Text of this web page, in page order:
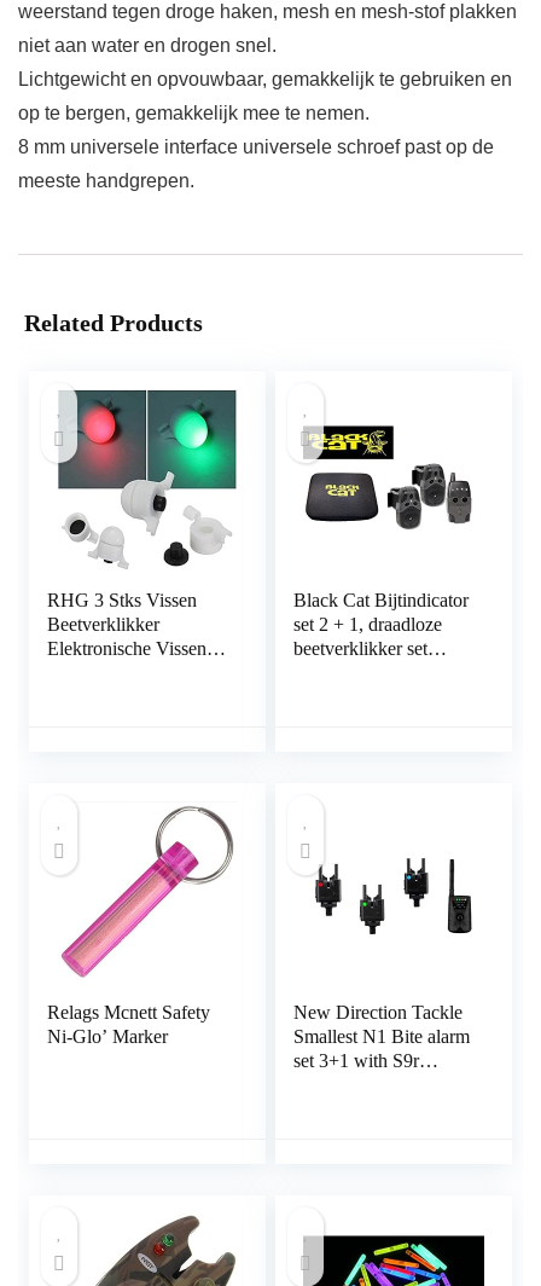
weerstand tegen droge haken, mesh en mesh-stof plakken
niet aan water en drogen snel.
Lichtgewicht en opvouwbaar, gemakkelijk te gebruiken en
op te bergen, gemakkelijk mee te nemen.
8 mm universele interface universele schroef past op de
meeste handgrepen.
Related Products
RHG 3 Stks Vissen
Beetverklikker
Elektronische Vissen
Black Cat Bijtindicator
set 2 + 1, draadloze
beetverklikker set
Relags Mcnett Safety
Ni-Glo’ Marker
New Direction Tackle
Smallest N1 Bite alarm
set 3+1 with S9r